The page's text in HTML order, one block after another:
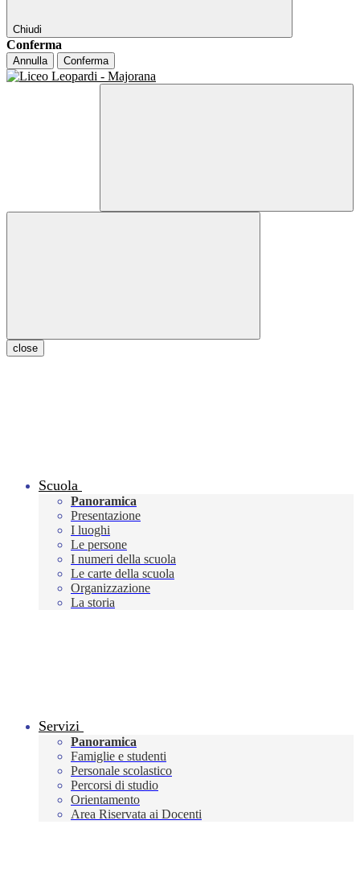
Chiudi
Conferma
Annulla Conferma
close
Scuola
Panoramica
Presentazione
I luoghi
Le persone
I numeri della scuola
Le carte della scuola
Organizzazione
La storia
Servizi
Panoramica
Famiglie e studenti
Personale scolastico
Percorsi di studio
Orientamento
Area Riservata ai Docenti